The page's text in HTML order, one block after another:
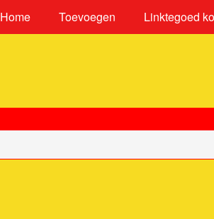
Home Toevoegen Linktegoed